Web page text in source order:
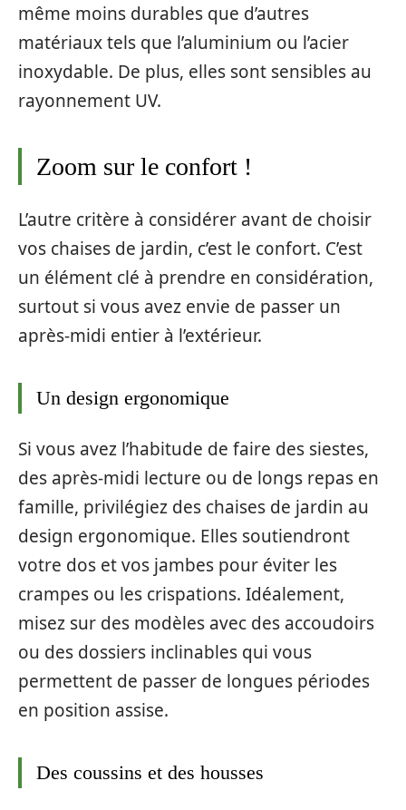
même moins durables que d’autres
matériaux tels que l’aluminium ou l’acier
inoxydable. De plus, elles sont sensibles au
rayonnement UV.
Zoom sur le confort !
L’autre critère à considérer avant de choisir
vos chaises de jardin, c’est le confort. C’est
un élément clé à prendre en considération,
surtout si vous avez envie de passer un
après-midi entier à l’extérieur.
Un design ergonomique
Si vous avez l’habitude de faire des siestes,
des après-midi lecture ou de longs repas en
famille, privilégiez des chaises de jardin au
design ergonomique. Elles soutiendront
votre dos et vos jambes pour éviter les
crampes ou les crispations. Idéalement,
misez sur des modèles avec des accoudoirs
ou des dossiers inclinables qui vous
permettent de passer de longues périodes
en position assise.
Des coussins et des housses